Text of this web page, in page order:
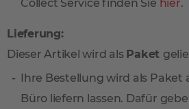
Collect Service finden Sie hier.
Lieferung:
Dieser Artikel wird als Paket
Ihre Bestellung wird als Paket
Büro liefern lassen. Dafür